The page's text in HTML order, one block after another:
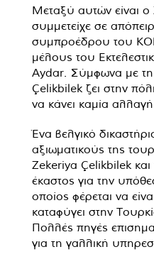
Μεταξύ αυτών είναι
συμμετείχε σε
συμπροέδρου του
μέλους του
Aydar. Σύμφωνα με τη
Çelikbilek ζει στην
να κάνει καμία
Ένα βελγικό
αξιωματικούς της
Zekeriya Çelikbilek
έκαστος για την
οποίος φέρεται να
καταφύγει στην
Πολλές πηγές
για τη γαλλική